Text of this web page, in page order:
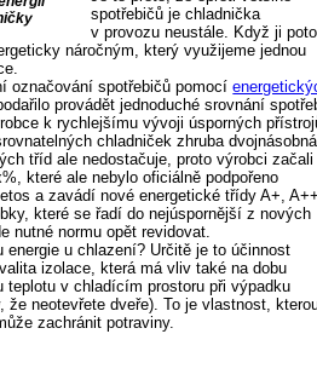
spotřebičů je chladnička
v provozu neustále. Když ji
náročným, který využijeme jednou
označování spotřebičů pomocí
provádět jednoduché srovnání
k rychlejšímu vývoji úsporných
chladniček zhruba dvojnásobná.
tříd ale nedostačuje, proto výrobci začali
které ale nebylo oficiálně podpořeno
a zavádí nové energetické třídy A+, A++
které se řadí do nejúspornější z nových
nutné normu opět revidovat.
u chlazení? Určitě je to účinnost
izolace, která má vliv také na dobu
teplotu v chladícím prostoru při výpadku
že neotevřete dveře). To je vlastnost,
zachránit potraviny.